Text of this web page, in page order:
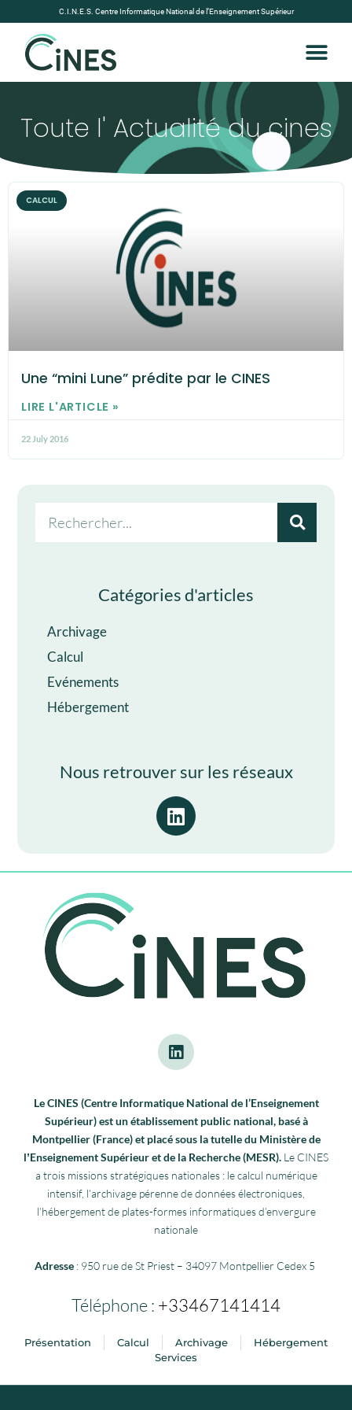
C.I.N.E.S. Centre Informatique National de l’Enseignement Supérieur
Toute l' Actualité du cines
CALCUL
Une “mini Lune” prédite par le CINES
LIRE L'ARTICLE »
22 July 2016
Catégories d'articles
Archivage
Calcul
Evénements
Hébergement
Nous retrouver sur les réseaux
Le CINES (Centre Informatique National de l’Enseignement
Supérieur) est un établissement public national, basé à
Montpellier (France) et placé sous la tutelle du Ministère de
lʼEnseignement Supérieur et de la Recherche (MESR). Le CINES
a trois missions stratégiques nationales : le calcul numérique
intensif, l’archivage pérenne de données électroniques,
l’hébergement de plates-formes informatiques d’envergure
nationale
Adresse : 950 rue de St Priest – 34097 Montpellier Cedex 5
Téléphone : +33467141414
Présentation Calcul Archivage
Hébergement
Services